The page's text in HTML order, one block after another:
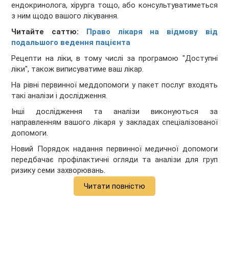
ендокринолога, хірурга тощо, або консультуватиметься
з ним щодо вашого лікування.
Читайте саттю: Право лікаря на відмову від
подальшого ведення пацієнта
Рецепти на ліки, в тому числі за програмою "Доступні
ліки", також виписуватиме ваш лікар.
На рівні первинної меддопомоги у пакет послуг входять
такі аналізи і дослідження.
Інші дослідження та аналізи виконуються за
направленням вашого лікаря у закладах спеціалізованої
допомоги.
Новий Порядок надання первинної медичної допомоги
передбачає профілактичні огляди та аналізи для груп
ризику семи захворювань.
Читати повністю